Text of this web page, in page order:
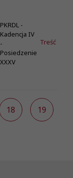
PKRDL -
Kadencja IV
-
Posiedzenie
XXXV
Treść
18 19